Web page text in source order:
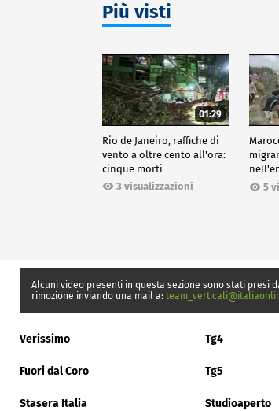
Più visti
01:29
Rio de Janeiro, raffiche di
vento a oltre cento all'ora:
cinque morti
3 visualizzazioni
Ceuta
5
Alcuni video presenti in questa sezione sono stati presi
rimozione inviando una mail a:
Verissimo Tg4
Fuori dal Coro Tg5
Stasera Italia Studioaperto